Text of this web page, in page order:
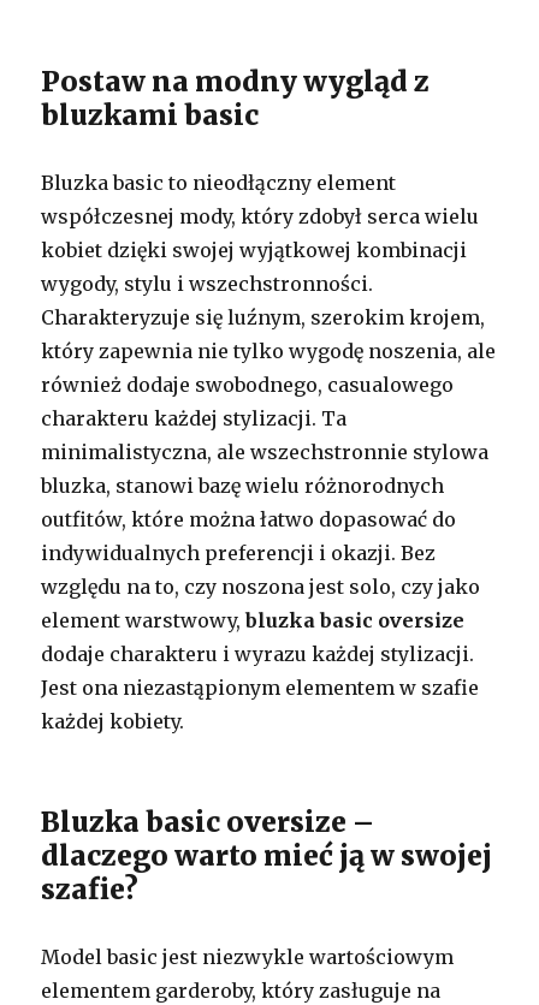
Postaw na modny wygląd z
bluzkami basic
Bluzka basic to nieodłączny element
współczesnej mody, który zdobył serca wielu
kobiet dzięki swojej wyjątkowej kombinacji
wygody, stylu i wszechstronności.
Charakteryzuje się luźnym, szerokim krojem,
który zapewnia nie tylko wygodę noszenia, ale
również dodaje swobodnego, casualowego
charakteru każdej stylizacji. Ta
minimalistyczna, ale wszechstronnie stylowa
bluzka, stanowi bazę wielu różnorodnych
outfitów, które można łatwo dopasować do
indywidualnych preferencji i okazji. Bez
względu na to, czy noszona jest solo, czy jako
element warstwowy, bluzka basic oversize
dodaje charakteru i wyrazu każdej stylizacji.
Jest ona niezastąpionym elementem w szafie
każdej kobiety.
Bluzka basic oversize –
dlaczego warto mieć ją w swojej
szafie?
Model basic jest niezwykle wartościowym
elementem garderoby, który zasługuje na